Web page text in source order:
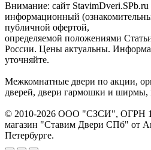
Внимание: сайт
информационный
публичной офертой,
определяемой положениями
России. Цены актуальны.
уточняйте.
Межкомнатные двери по акции,
дверей, двери гармошки и ширмы,
© 2010-2026 ООО "СЗСИ", ОГРН
магазин "Ставим Двери СПб" от
Петербурге.